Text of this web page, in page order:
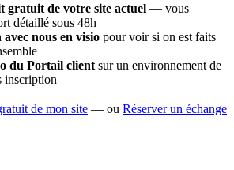
gratuit de votre site actuel — vous
détaillé sous 48h
nous en visio pour voir si on est faits
du Portail client sur un environnement de
inscription
de mon site — ou Réserver un échange